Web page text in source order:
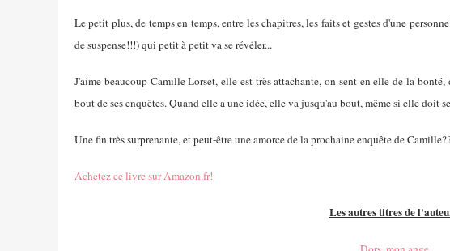
Le petit plus, de temps en temps, entre les chapitres, les faits et gestes d'une
de suspense!!!) qui petit à petit va se révéler...
J'aime beaucoup Camille Lorset, elle est très attachante, on sent en elle de la
bout de ses enquêtes. Quand elle a une idée, elle va jusqu'au bout, même si elle doit
Une fin très surprenante, et peut-être une amorce de la prochaine enquête de
Achetez ce livre sur Amazon.fr!
Les autres titres de